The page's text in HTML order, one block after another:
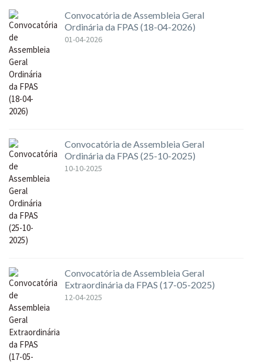
Convocatória de Assembleia Geral
Ordinária da FPAS (18-04-2026)
01-04-2026
Convocatória de Assembleia Geral
Ordinária da FPAS (25-10-2025)
10-10-2025
Convocatória de Assembleia Geral
Extraordinária da FPAS (17-05-2025)
12-04-2025